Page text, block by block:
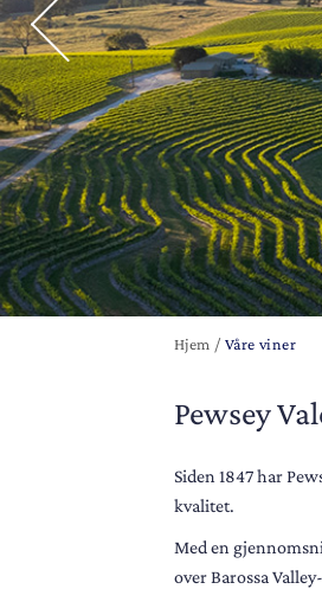
Hjem / Våre viner
Pewsey
Siden 1847 har
kvalitet.
Med en
over Barossa